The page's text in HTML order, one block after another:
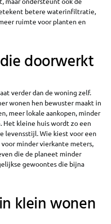
betere waterinfiltratie,
ruimte voor planten en
doorwerkt
verder dan de woning zelf.
wonen hen bewuster maakt in
meer lokale aankopen, minder
kleine huis wordt zo een
levensstijl. Wie kiest voor een
minder vierkante meters,
die de planeet minder
gewoontes die bijna
klein wonen